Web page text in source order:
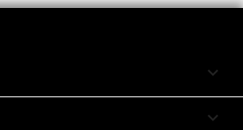

